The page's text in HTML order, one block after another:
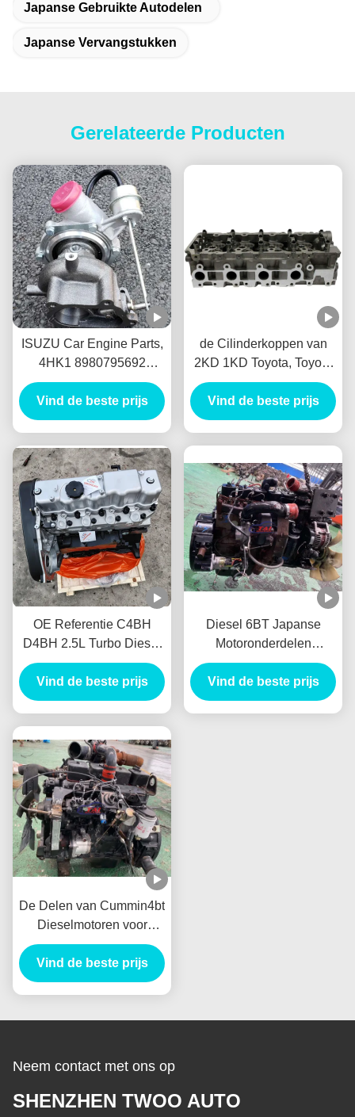
Japanse Gebruikte Autodelen
Japanse Vervangstukken
Gerelateerde Producten
ISUZU Car Engine Parts,
4HK1 8980795692
Dieselmotorihi
Turbocompressor 4hk1-
TC voor Isuzu
Vind de beste prijs
de Cilinderkoppen van
2KD 1KD Toyota, Toyota
Hilux de
MotorCilinderkop 2,5 van
D4D (2KD)
Vind de beste prijs
OE Referentie C4BH
D4BH 2.5L Turbo Diesel
Motor Long Block
Geschikt Voor Hyundai
H1 KIA Bongo JAC
Vind de beste prijs
Diesel 6BT Japanse
Motoronderdelen
Cummins Long Block
Voor Vrachtwagen Bus
Generator
Vind de beste prijs
De Delen van Cummin4bt
Dieselmotoren voor
Vrachtwagenbus Marine
Engineering Machinery
Vind de beste prijs
Neem contact met ons op
SHENZHEN TWOO AUTO